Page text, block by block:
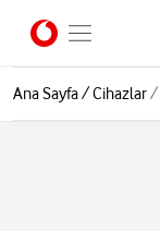
Ana Sayfa/Cihazlar/